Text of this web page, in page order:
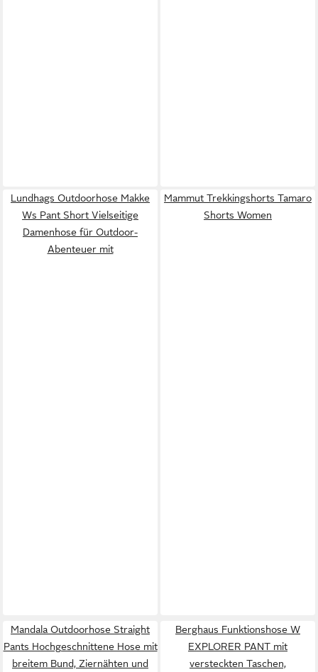
Lundhags Outdoorhose Makke
Ws Pant Short Vielseitige
Damenhose für Outdoor-
Abenteuer mit
Mammut Trekkingshorts Tamaro
Shorts Women
Mandala Outdoorhose Straight
Pants Hochgeschnittene Hose mit
breitem Bund, Ziernähten und
Berghaus Funktionshose W
EXPLORER PANT mit
versteckten Taschen,